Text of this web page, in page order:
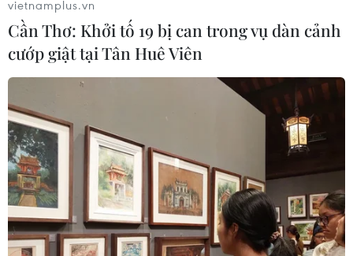
vietnamplus.vn
Cần Thơ: Khởi tố 19 bị can trong vụ dàn cảnh
cướp giật tại Tân Huê Viên